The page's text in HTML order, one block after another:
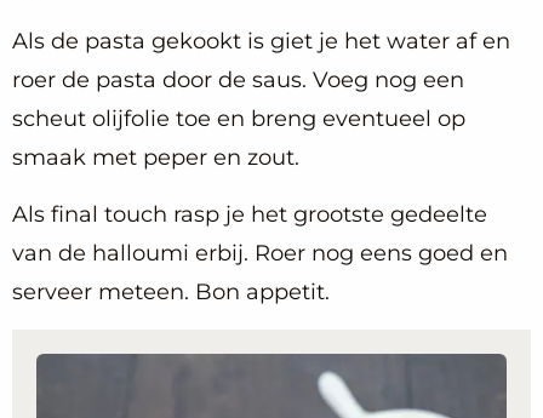
Als de pasta gekookt is giet je het water af en
roer de pasta door de saus. Voeg nog een
scheut olijfolie toe en breng eventueel op
smaak met peper en zout.
Als final touch rasp je het grootste gedeelte
van de halloumi erbij. Roer nog eens goed en
serveer meteen. Bon appetit.